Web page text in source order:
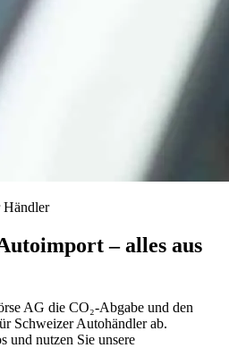
– alles aus
AG die CO₂-Abgabe und den
Schweizer Autohändler ab.
und nutzen Sie unsere